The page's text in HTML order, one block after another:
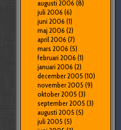
augusti 2006 (8)
juli 2006 (6)
juni 2006 (1)
maj 2006 (2)
april 2006 (7)
mars 2006 (5)
februari 2006 (1)
januari 2006 (2)
december 2005 (10)
november 2005 (9)
oktober 2005 (3)
september 2005 (3)
augusti 2005 (5)
juli 2005 (5)